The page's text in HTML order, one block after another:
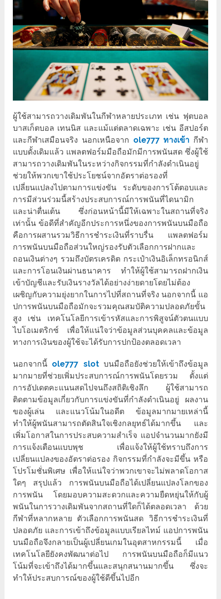
ผู้ใช้สามารถวางเดิมพันในกีฬาหลายประเภท เช่น ฟุตบอล
บาสเก็ตบอล เทนนิส และแม้แต่ตลาดเฉพาะ เช่น อีสปอร์ต
และกีฬาเสมือนจริง นอกเหนือจาก ole777 ทางเข้า กีฬา
แบบดั้งเดิมแล้ว แพลตฟอร์มมือถือมักมีการพนันสด ซึ่งผู้ใช้
สามารถวางเดิมพันในระหว่างกิจกรรมที่กำลังดำเนินอยู่
ช่วยให้พวกเขาใช้ประโยชน์จากอัตราต่อรองที่
เปลี่ยนแปลงไปตามการแข่งขัน ระดับของการโต้ตอบและ
การมีส่วนร่วมนี้สร้างประสบการณ์การพนันที่ไดนามิก
และน่าตื่นเต้น ซึ่งก่อนหน้านี้มีให้เฉพาะในสถานที่จริง
เท่านั้น ข้อดีที่สำคัญอีกประการหนึ่งของการพนันบนมือถือ
คือการผสานรวมวิธีการชำระเงินที่ราบรื่น แพลตฟอร์ม
การพนันบนมือถือส่วนใหญ่รองรับตัวเลือกการฝากและ
ถอนเงินต่างๆ รวมถึงบัตรเครดิต กระเป๋าเงินอิเล็กทรอนิกส์
และการโอนเงินผ่านธนาคาร ทำให้ผู้ใช้สามารถฝากเงิน
เข้าบัญชีและรับเงินรางวัลได้อย่างง่ายดายโดยไม่ต้อง
เผชิญกับความยุ่งยากในการไปที่สถานที่จริง นอกจากนี้ แอ
ปการพนันบนมือถือมักจะรวมคุณสมบัติความปลอดภัยขั้น
สูง เช่น เทคโนโลยีการเข้ารหัสและการพิสูจน์ตัวตนแบบ
ไบโอเมตริกซ์ เพื่อให้แน่ใจว่าข้อมูลส่วนบุคคลและข้อมูล
ทางการเงินของผู้ใช้จะได้รับการปกป้องตลอดเวลา
นอกจากนี้ ole777 slotบนมือถือยังช่วยให้เข้าถึงข้อมูล
มากมายที่ช่วยเพิ่มประสบการณ์การพนันโดยรวม ตั้งแต่
การอัปเดตคะแนนสดไปจนถึงสถิติเชิงลึก ผู้ใช้สามารถ
ติดตามข้อมูลเกี่ยวกับการแข่งขันที่กำลังดำเนินอยู่ ผลงาน
ของผู้เล่น และแนวโน้มในอดีต ข้อมูลมากมายเหล่านี้
ทำให้ผู้พนันสามารถตัดสินใจเชิงกลยุทธ์ได้มากขึ้น และ
เพิ่มโอกาสในการประสบความสำเร็จ แอปจำนวนมากยังมี
การแจ้งเตือนแบบพุช เพื่อแจ้งให้ผู้ใช้ทราบถึงการ
เปลี่ยนแปลงของอัตราต่อรอง กิจกรรมที่กำลังจะมีขึ้น หรือ
โปรโมชั่นพิเศษ เพื่อให้แน่ใจว่าพวกเขาจะไม่พลาดโอกาส
ใดๆ สรุปแล้ว การพนันบนมือถือได้เปลี่ยนแปลงโลกของ
การพนัน โดยมอบความสะดวกและความยืดหยุ่นให้กับผู้
พนันในการวางเดิมพันจากสถานที่ใดก็ได้ตลอดเวลา ด้วย
กีฬาที่หลากหลาย ตัวเลือกการพนันสด วิธีการชำระเงินที่
ปลอดภัย และการเข้าถึงข้อมูลแบบเรียลไทม์ แอปการพนัน
บนมือถือจึงกลายเป็นผู้เปลี่ยนเกมในอุตสาหกรรมนี้ เมื่อ
เทคโนโลยียังคงพัฒนาต่อไป การพนันบนมือถือก็มีแนว
โน้มที่จะเข้าถึงได้มากขึ้นและสนุกสนานมากขึ้น ซึ่งจะ
ทำให้ประสบการณ์ของผู้ใช้ดีขึ้นไปอีก